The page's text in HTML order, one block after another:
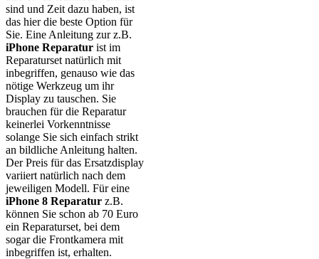
sind und Zeit dazu haben, ist
das hier die beste Option für
Sie. Eine Anleitung zur z.B.
iPhone Reparatur ist im
Reparaturset natürlich mit
inbegriffen, genauso wie das
nötige Werkzeug um ihr
Display zu tauschen. Sie
brauchen für die Reparatur
keinerlei Vorkenntnisse
solange Sie sich einfach strikt
an bildliche Anleitung halten.
Der Preis für das Ersatzdisplay
variiert natürlich nach dem
jeweiligen Modell. Für eine
iPhone 8 Reparatur z.B.
können Sie schon ab 70 Euro
ein Reparaturset, bei dem
sogar die Frontkamera mit
inbegriffen ist, erhalten.